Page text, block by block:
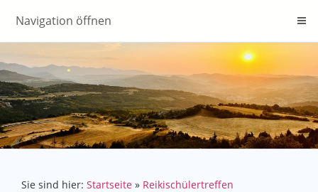
Navigation öffnen
Sie sind hier: Startseite » Reikischülertreffen